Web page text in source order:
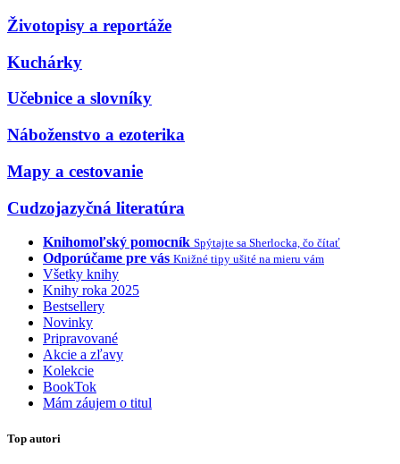
Životopisy a reportáže
Kuchárky
Učebnice a slovníky
Náboženstvo a ezoterika
Mapy a cestovanie
Cudzojazyčná literatúra
Knihomoľský pomocník Spýtajte sa Sherlocka, čo čítať
Odporúčame pre vás Knižné tipy ušité na mieru vám
Všetky knihy
Knihy roka 2025
Bestsellery
Novinky
Pripravované
Akcie a zľavy
Kolekcie
BookTok
Mám záujem o titul
Top autori